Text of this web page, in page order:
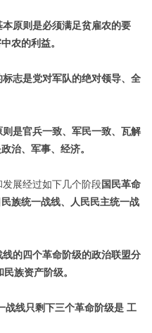
原则是必须满足贫雇农的要
农的利益。
志是党对军队的绝对领导、全
是官兵一致、军民一致、瓦解
治、军事、经济。
展经过如下几个阶段国民革命
族统一战线、人民民主统一战
的四个革命阶级的政治联盟分
族资产阶级。
线只剩下三个革命阶级是 工